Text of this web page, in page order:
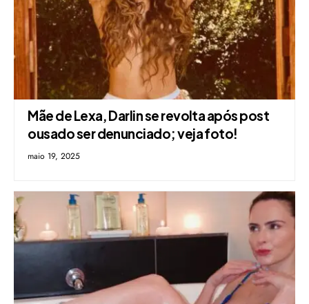
Mãe de Lexa, Darlin se revolta após post
ousado ser denunciado; veja foto!
maio 19, 2025